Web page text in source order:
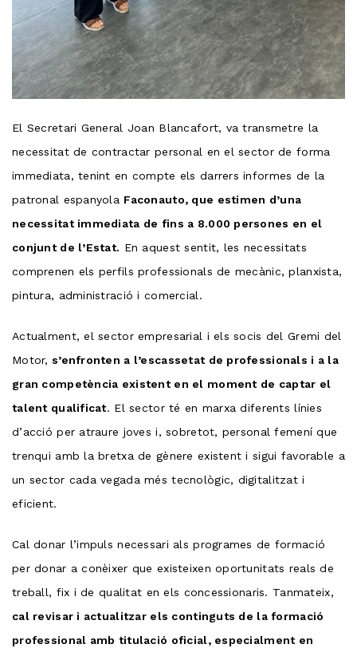
El Secretari General Joan Blancafort, va transmetre la
necessitat de contractar personal en el sector de forma
immediata, tenint en compte els darrers informes de la
patronal espanyola Faconauto, que estimen d’una
necessitat immediata de fins a 8.000 persones en el
conjunt de l’Estat. En aquest sentit, les necessitats
comprenen els perfils professionals de mecànic, planxista,
pintura, administració i comercial.
Actualment, el sector empresarial i els socis del Gremi del
Motor, s’enfronten a l’escassetat de professionals i a la
gran competència existent en el moment de captar el
talent qualificat. El sector té en marxa diferents línies
d’acció per atraure joves i, sobretot, personal femení que
trenqui amb la bretxa de gènere existent i sigui favorable a
un sector cada vegada més tecnològic, digitalitzat i
eficient.
Cal donar l’impuls necessari als programes de formació
per donar a conèixer que existeixen oportunitats reals de
treball, fix i de qualitat en els concessionaris. Tanmateix,
cal revisar i actualitzar els continguts de la formació
professional amb titulació oficial, especialment en